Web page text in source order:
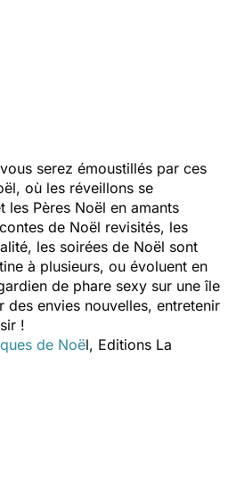
serez émoustillés par ces
où les réveillons se
les Pères Noël en amants
de Noël revisités, les
les soirées de Noël sont
à plusieurs, ou évoluent en
de phare sexy sur une île
envies nouvelles, entretenir
!
de Noël, Editions La